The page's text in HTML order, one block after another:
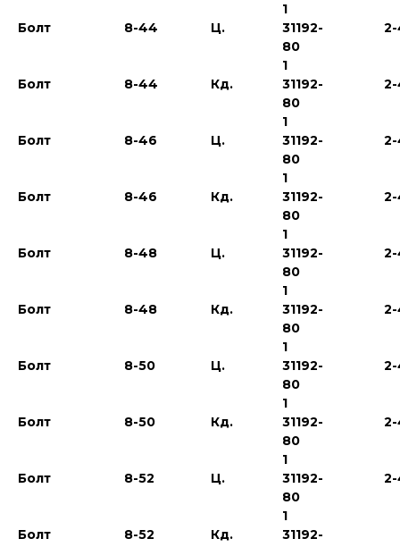
Болт 8-44 Ц.
1
31192-
80
Болт 8-44 Кд.
1
31192-
80
Болт 8-46 Ц.
1
31192-
80
Болт 8-46 Кд.
1
31192-
80
Болт 8-48 Ц.
1
31192-
80
Болт 8-48 Кд.
1
31192-
80
Болт 8-50 Ц.
1
31192-
80
Болт 8-50 Кд.
1
31192-
80
Болт 8-52 Ц.
1
31192-
80
Болт 8-52 Кд.
1
31192-